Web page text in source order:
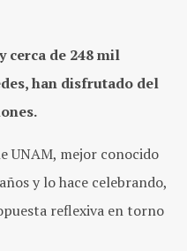
cerca de 248 mil
han disfrutado del
UNAM, mejor conocido
y lo hace celebrando,
reflexiva en torno